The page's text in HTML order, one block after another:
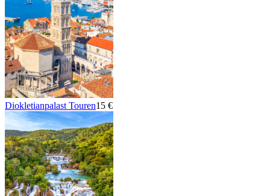
Diokletianpalast Touren15 €